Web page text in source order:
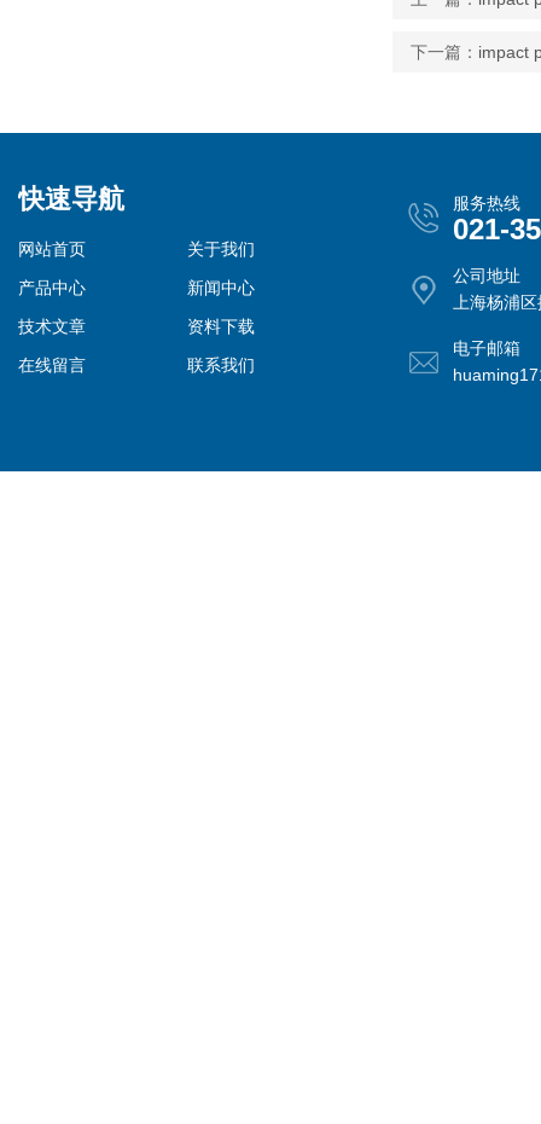
下一篇： impact
快速导航
网站首页
关于我们
产品中心
新闻中心
技术文章
资料下载
在线留言
联系我们
服务热线
021-
公司地址
上海杨浦
电子邮箱